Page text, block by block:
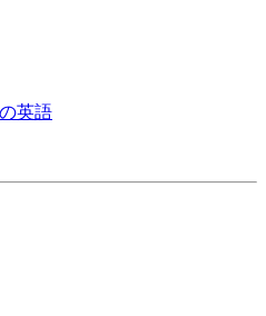
英語